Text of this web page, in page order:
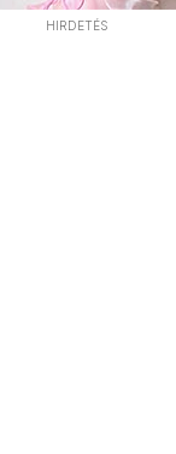
HIRDETÉS